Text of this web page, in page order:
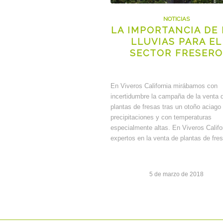
NOTICIAS
LA IMPORTANCIA DE
LLUVIAS PARA EL
SECTOR FRESERO
En Viveros California mirábamos con
incertidumbre la campaña de la venta
plantas de fresas tras un otoño aciago
precipitaciones y con temperaturas
especialmente altas. En Viveros
expertos en la venta de plantas de
5 de marzo de 2018